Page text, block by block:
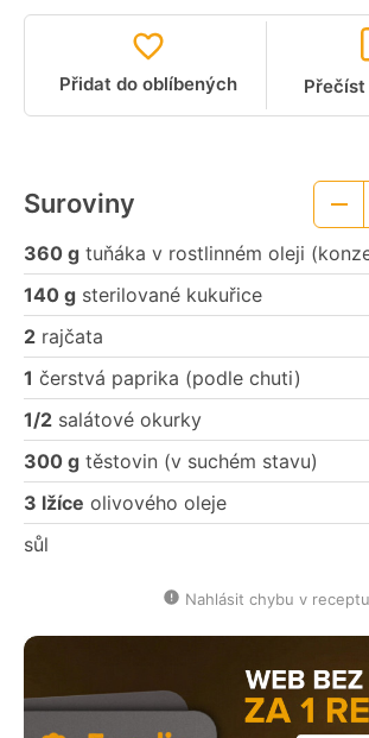
Přidat do oblíbených
Suroviny
360 g tuňáka v rostlinném oleji
140 g sterilované kukuřice
2 rajčata
1 čerstvá paprika (podle chuti)
1/2 salátové okurky
300 g těstovin (v suchém stavu)
3 lžíce olivového oleje
sůl
Nahlásit chybu v receptu